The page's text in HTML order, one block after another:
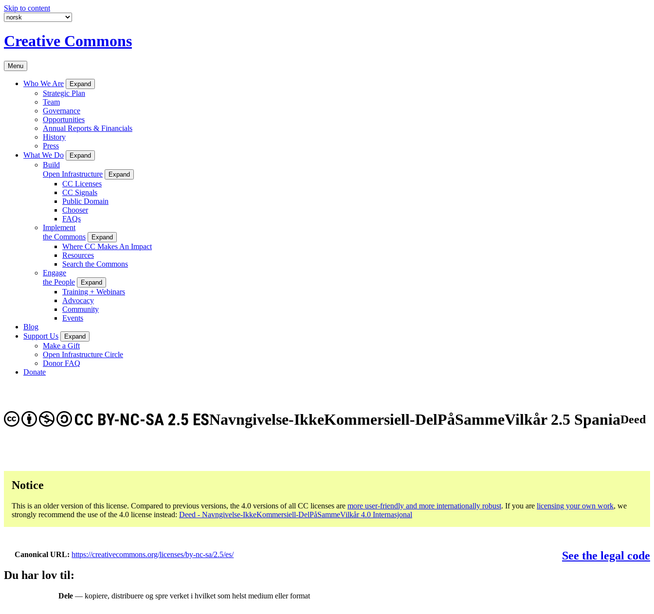
Skip to content
Creative Commons
Menu
Who We Are Expand
Strategic Plan
Team
Governance
Opportunities
Annual Reports & Financials
History
Press
What We Do
Expand
Build
Open Infrastructure
Expand
CC Licenses
CC Signals
Public Domain
Chooser
FAQs
Implement
the Commons
Expand
Where CC Makes An Impact
Resources
Search the Commons
Engage
the People
Expand
Training + Webinars
Advocacy
Community
Events
Blog
Support Us
Expand
Make a Gift
Open Infrastructure Circle
Donor FAQ
Donate
Navngivelse-IkkeKommersiell-DelPåSammeVilkår 2.5 Spania
CC BY-NC-SA 2.5 ES Deed
Notice
This is an older version of this license. Compared to previous versions, the 4.0 versions of all CC licenses are more user-friendly and more internationally robust. If you are licensing your own work, we
strongly recommend the use of the 4.0 license instead: Deed - Navngivelse-IkkeKommersiell-DelPåSammeVilkår 4.0 Internasjonal
Canonical URL https://creativecommons.org/licenses/by-nc-sa/2.5/es/
See the legal code
Du har lov til:
Dele — kopiere, distribuere og spre verket i hvilket som helst medium eller format